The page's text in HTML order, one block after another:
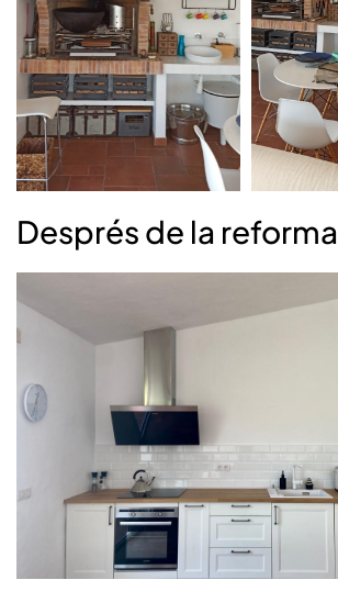
Després de la reforma